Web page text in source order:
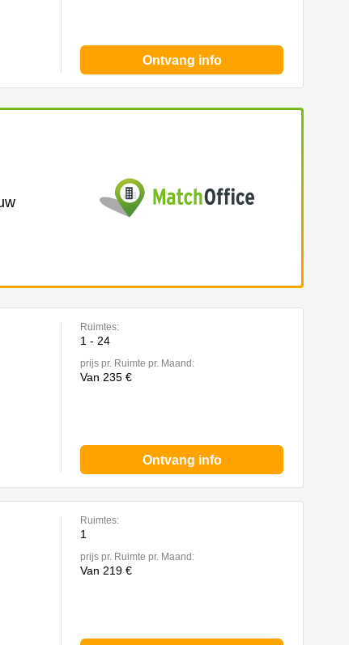
Ontvang info
Ruimtes:
1 - 24
prijs pr. Ruimte pr. Maand:
Van 235 €
Ontvang info
Ruimtes:
1
prijs pr. Ruimte pr. Maand:
Van 219 €